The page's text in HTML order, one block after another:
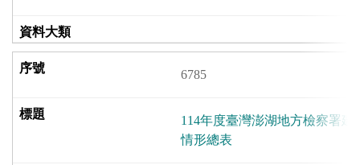
6785
114年度臺灣澎湖地方檢察署
情形總表